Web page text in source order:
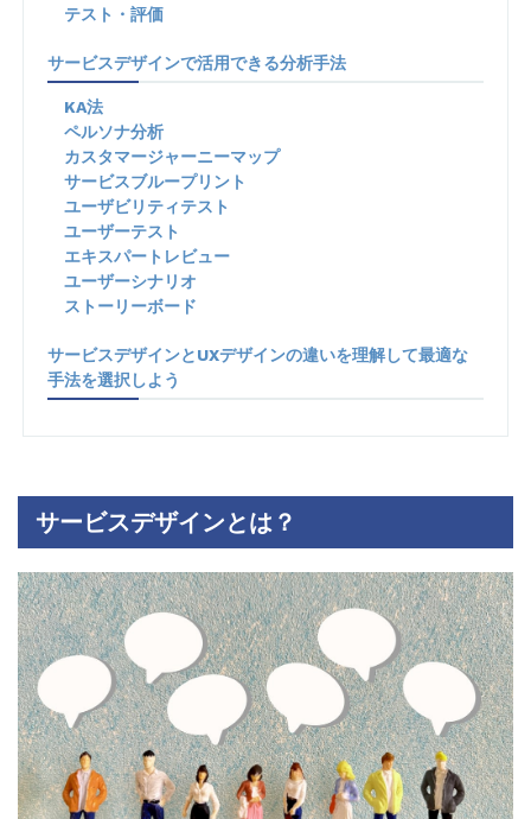
テスト・評価
サービスデザインで活用できる分析手法
KA法
ペルソナ分析
カスタマージャーニーマップ
サービスブループリント
ユーザビリティテスト
ユーザーテスト
エキスパートレビュー
ユーザーシナリオ
ストーリーボード
サービスデザインとUXデザインの違いを理解して最適な
手法を選択しよう
サービスデザインとは？